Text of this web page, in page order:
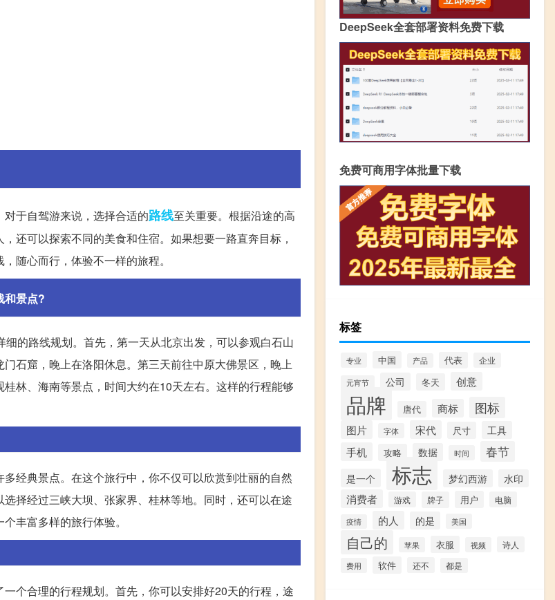
于自驾游来说，选择合适的路线至关重要。根据沿途的高
还可以探索不同的美食和住宿。如果想要一路直奔目标，
随心而行，体验不一样的旅程。
和景点?
的路线规划。首先，第一天从北京出发，可以参观白石山
石窟，晚上在洛阳休息。第三天前往中原大佛景区，晚上
林、海南等景点，时间大约在10天左右。这样的行程能够
经典景点。在这个旅行中，你不仅可以欣赏到壮丽的自然
择经过三峡大坝、张家界、桂林等地。同时，还可以在途
丰富多样的旅行体验。
个合理的行程规划。首先，你可以安排好20天的行程，途
DeepSeek全套部署资料免费下载
免费可商用字体批量下载
标签
专业 中国 产品 代表 企业
元宵节 公司 冬天 创意
品牌 唐代 商标 图标
图片 字体 宋代 尺寸 工具
手机 攻略 数据 时间 春节
是一个 标志 梦幻西游 水印
消费者 游戏 牌子 用户 电脑
疫情 的人 的是 美国
自己的 苹果 衣服 视频 诗人
费用 软件 还不 都是